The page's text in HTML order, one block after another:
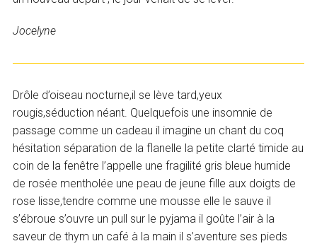
Jocelyne
Drôle d’oiseau nocturne,il se lève tard,yeux
rougis,séduction néant. Quelquefois une insomnie de
passage comme un cadeau il imagine un chant du coq
hésitation séparation de la flanelle la petite clarté timide au
coin de la fenêtre l’appelle une fragilité gris bleue humide
de rosée mentholée une peau de jeune fille aux doigts de
rose lisse,tendre comme une mousse elle le sauve il
s’ébroue s’ouvre un pull sur le pyjama il goûte l’air à la
saveur de thym un café à la main il s’aventure ses pieds